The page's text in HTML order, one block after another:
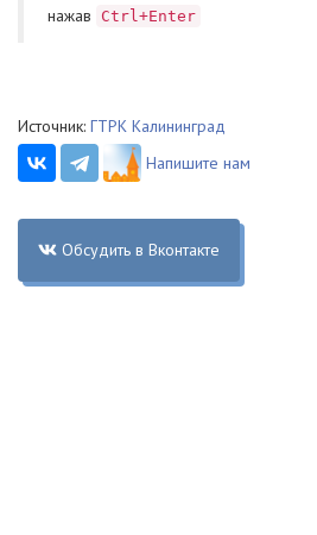
нажав
Ctrl+Enter
Источник: ГТРК Калининград
Напишите нам
Обсудить в Вконтакте